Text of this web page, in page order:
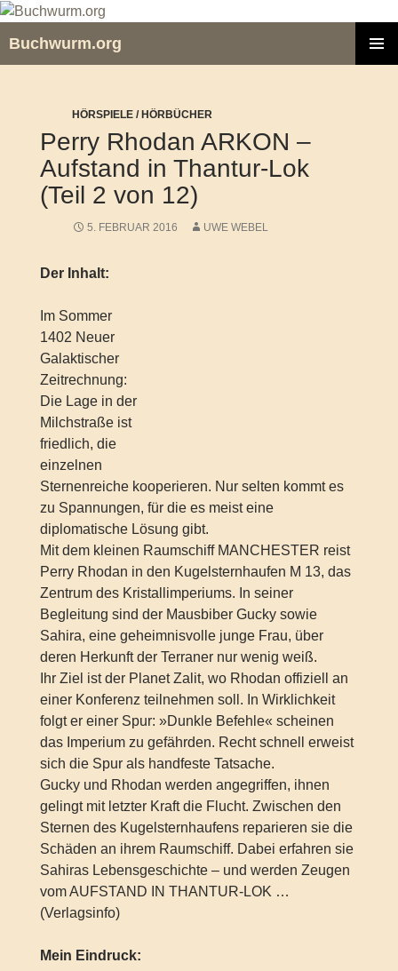
Zum
springen
Buchwurm.org
HÖRSPIELE / HÖRBÜCHER
Perry Rhodan ARKON –
Aufstand in Thantur-Lok
(Teil 2 von 12)
5. FEBRUAR 2016 UWE WEBEL
Der Inhalt:
Im Sommer
1402 Neuer
Galaktischer
Zeitrechnung:
Die Lage in der
Milchstraße ist
friedlich, die
einzelnen
Sternenreiche kooperieren. Nur selten kommt es
zu Spannungen, für die es meist eine
diplomatische Lösung gibt.
Mit dem kleinen Raumschiff MANCHESTER reist
Perry Rhodan in den Kugelsternhaufen M 13, das
Zentrum des Kristallimperiums. In seiner
Begleitung sind der Mausbiber Gucky sowie
Sahira, eine geheimnisvolle junge Frau, über
deren Herkunft der Terraner nur wenig weiß.
Ihr Ziel ist der Planet Zalit, wo Rhodan offiziell an
einer Konferenz teilnehmen soll. In Wirklichkeit
folgt er einer Spur: »Dunkle Befehle« scheinen
das Imperium zu gefährden. Recht schnell erweist
sich die Spur als handfeste Tatsache.
Gucky und Rhodan werden angegriffen, ihnen
gelingt mit letzter Kraft die Flucht. Zwischen den
Sternen des Kugelsternhaufens reparieren sie die
Schäden an ihrem Raumschiff. Dabei erfahren sie
Sahiras Lebensgeschichte – und werden Zeugen
vom AUFSTAND IN THANTUR-LOK …
(Verlagsinfo)
Mein Eindruck: